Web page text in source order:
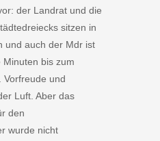
der Landrat und die
sitzen in
und auch der Mdr ist
bis zum
Vorfreude und
Luft. Aber das
den
wurde nicht